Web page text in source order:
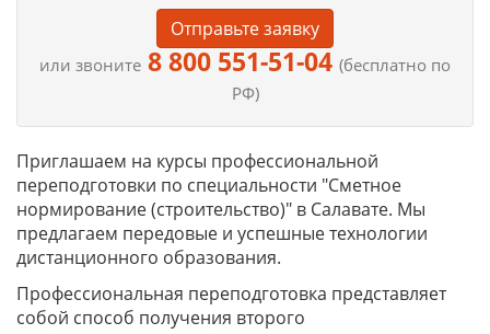
Отправьте заявку
или звоните 8 800 551-51-04 (бесплатно по
РФ)
Приглашаем на курсы профессиональной
переподготовки по специальности "Сметное
нормирование (строительство)" в Салавате. Мы
предлагаем передовые и успешные технологии
дистанционного образования.
Профессиональная переподготовка представляет
собой способ получения второго